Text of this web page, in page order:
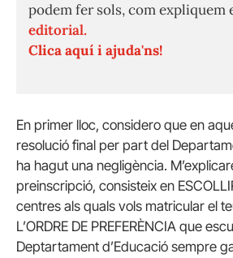
podem fer sols, com expliquem
editorial.
Clica aquí i ajuda'ns!
En primer lloc, considero que en
resolució final per part del
ha hagut una negligència.
preinscripció, consisteix en
centres als quals vols matricular el
L’ORDRE DE PREFERÈNCIA que
Deptartament d’Educació sempre